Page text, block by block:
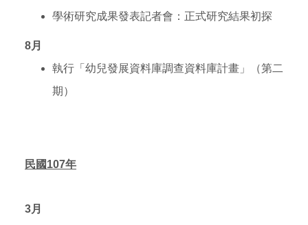
學術研究成果發表記者會：正式研究結果初探
8月
執行「幼兒發展資料庫調查資料庫計畫」（第二
期）
民國107年
3月